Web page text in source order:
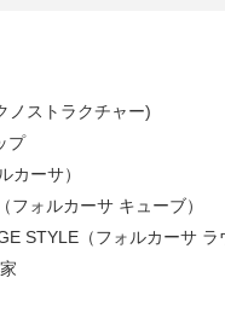
ノストラクチャー)
プ
カーサ）
フォルカーサ キューブ）
STYLE（フォルカーサ ラ